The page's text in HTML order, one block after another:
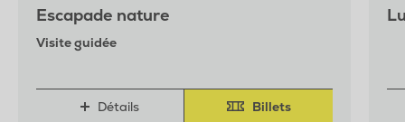
Escapade nature
Visite guidée
Détails Billets